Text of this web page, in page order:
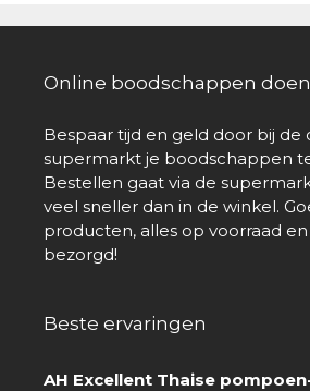
Online boodschappen doen
Bespaar tijd en geld door bij de
supermarkt je boodschappen
Bestellen gaat via de
veel sneller dan in de winkel.
producten, alles op voorraad en
bezorgd!
Beste ervaringen
AH Excellent Thaise